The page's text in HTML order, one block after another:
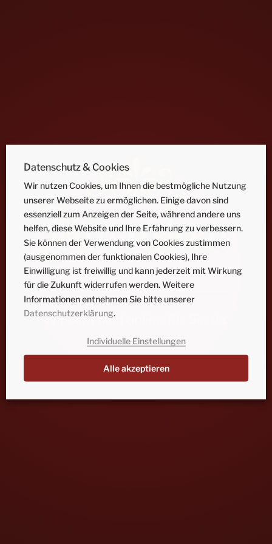
Wir sind bald online für Sie da.
Datenschutz & Cookies
Wir nutzen Cookies, um Ihnen die bestmögliche Nutzung
unserer Webseite zu ermöglichen. Einige davon sind
essenziell zum Anzeigen der Seite, während andere uns
helfen, diese Website und Ihre Erfahrung zu verbessern.
Sie können der Verwendung von Cookies zustimmen
(ausgenommen der funktionalen Cookies), Ihre
Einwilligung ist freiwillig und kann jederzeit mit Wirkung
für die Zukunft widerrufen werden. Weitere
Informationen entnehmen Sie bitte unserer
Datenschutzerklärung.
Individuelle Einstellungen
Alle akzeptieren